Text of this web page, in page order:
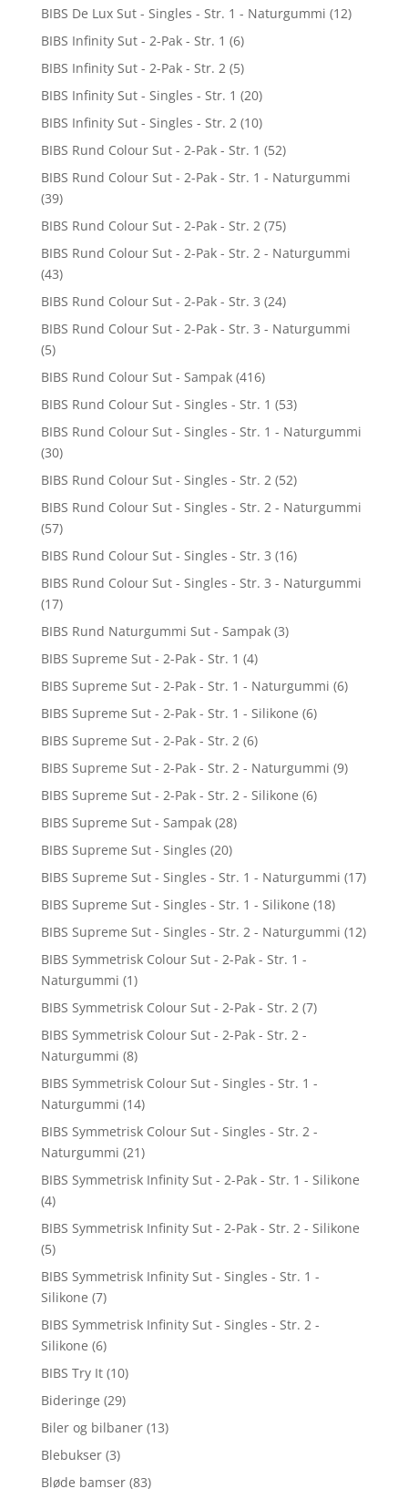
BIBS De Lux Sut - Singles - Str. 1 - Naturgummi (12)
BIBS Infinity Sut - 2-Pak - Str. 1 (6)
BIBS Infinity Sut - 2-Pak - Str. 2 (5)
BIBS Infinity Sut - Singles - Str. 1 (20)
BIBS Infinity Sut - Singles - Str. 2 (10)
BIBS Rund Colour Sut - 2-Pak - Str. 1 (52)
BIBS Rund Colour Sut - 2-Pak - Str. 1 - Naturgummi
(39)
BIBS Rund Colour Sut - 2-Pak - Str. 2 (75)
BIBS Rund Colour Sut - 2-Pak - Str. 2 - Naturgummi
(43)
BIBS Rund Colour Sut - 2-Pak - Str. 3 (24)
BIBS Rund Colour Sut - 2-Pak - Str. 3 - Naturgummi
(5)
BIBS Rund Colour Sut - Sampak (416)
BIBS Rund Colour Sut - Singles - Str. 1 (53)
BIBS Rund Colour Sut - Singles - Str. 1 - Naturgummi
(30)
BIBS Rund Colour Sut - Singles - Str. 2 (52)
BIBS Rund Colour Sut - Singles - Str. 2 - Naturgummi
(57)
BIBS Rund Colour Sut - Singles - Str. 3 (16)
BIBS Rund Colour Sut - Singles - Str. 3 - Naturgummi
(17)
BIBS Rund Naturgummi Sut - Sampak (3)
BIBS Supreme Sut - 2-Pak - Str. 1 (4)
BIBS Supreme Sut - 2-Pak - Str. 1 - Naturgummi (6)
BIBS Supreme Sut - 2-Pak - Str. 1 - Silikone (6)
BIBS Supreme Sut - 2-Pak - Str. 2 (6)
BIBS Supreme Sut - 2-Pak - Str. 2 - Naturgummi (9)
BIBS Supreme Sut - 2-Pak - Str. 2 - Silikone (6)
BIBS Supreme Sut - Sampak (28)
BIBS Supreme Sut - Singles (20)
BIBS Supreme Sut - Singles - Str. 1 - Naturgummi (17)
BIBS Supreme Sut - Singles - Str. 1 - Silikone (18)
BIBS Supreme Sut - Singles - Str. 2 - Naturgummi (12)
BIBS Symmetrisk Colour Sut - 2-Pak - Str. 1 -
Naturgummi (1)
BIBS Symmetrisk Colour Sut - 2-Pak - Str. 2 (7)
BIBS Symmetrisk Colour Sut - 2-Pak - Str. 2 -
Naturgummi (8)
BIBS Symmetrisk Colour Sut - Singles - Str. 1 -
Naturgummi (14)
BIBS Symmetrisk Colour Sut - Singles - Str. 2 -
Naturgummi (21)
BIBS Symmetrisk Infinity Sut - 2-Pak - Str. 1 - Silikone
(4)
BIBS Symmetrisk Infinity Sut - 2-Pak - Str. 2 - Silikone
(5)
BIBS Symmetrisk Infinity Sut - Singles - Str. 1 -
Silikone (7)
BIBS Symmetrisk Infinity Sut - Singles - Str. 2 -
Silikone (6)
BIBS Try It (10)
Bideringe (29)
Biler og bilbaner (13)
Blebukser (3)
Bløde bamser (83)